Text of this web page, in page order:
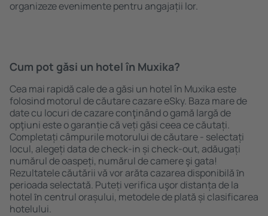
organizeze evenimente pentru angajații lor.
Cum pot găsi un hotel în Muxika?
Cea mai rapidă cale de a găsi un hotel în Muxika este
folosind motorul de căutare cazare eSky. Baza mare de
date cu locuri de cazare conţinând o gamă largă de
opţiuni este o garanție că veți găsi ceea ce căutați.
Completați câmpurile motorului de căutare - selectați
locul, alegeți data de check-in și check-out, adăugați
numărul de oaspeți, numărul de camere şi gata!
Rezultatele căutării vă vor arăta cazarea disponibilă ȋn
perioada selectată. Puteți verifica uşor distanța de la
hotel ȋn centrul orașului, metodele de plată și clasificarea
hotelului.